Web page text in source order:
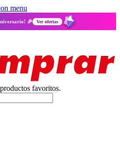
menu
🎉 Ver ofertas
favoritos.